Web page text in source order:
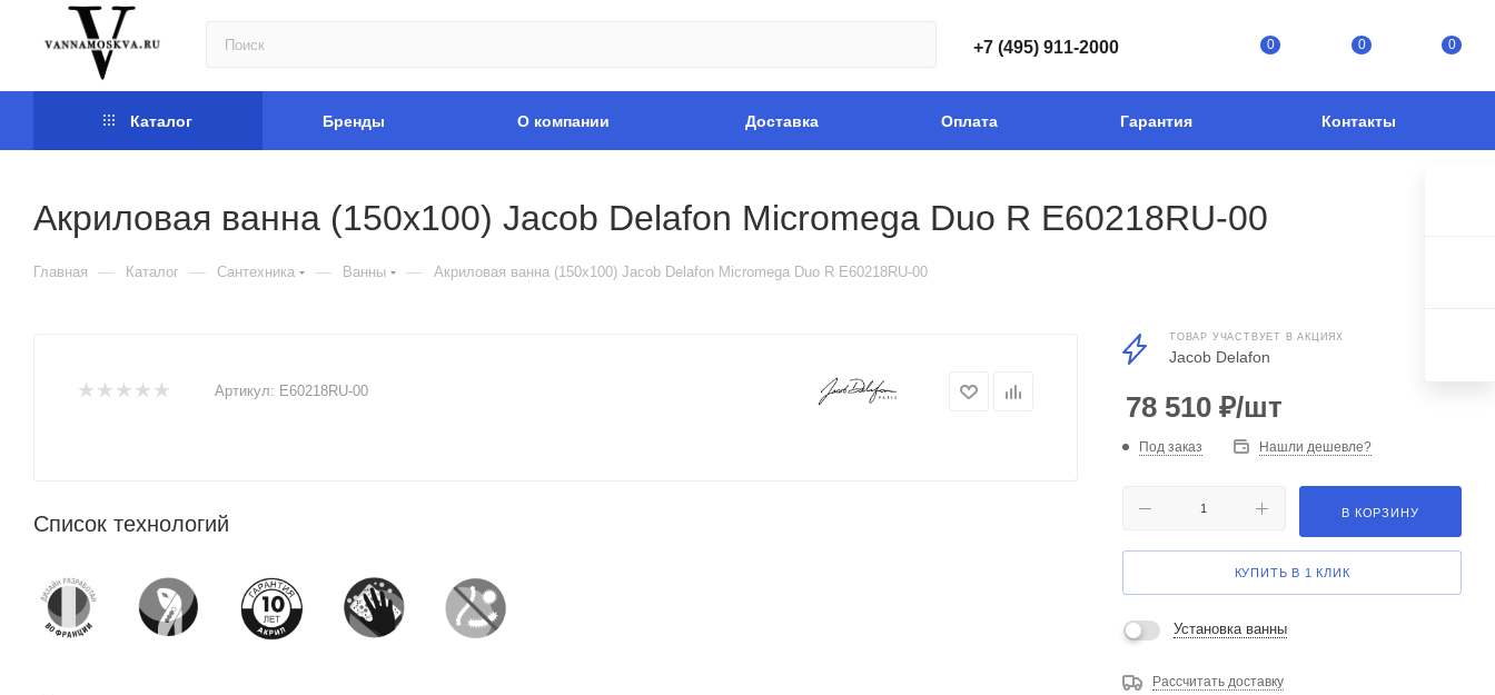
+7 (495) 911-2000 0 0 0
Каталог Бренды О компании Доставка Оплата Гарантия Контакты
Акриловая ванна (150x100) Jacob Delafon Micromega Duo R E60218RU-00
Главная — Каталог — Сантехника — Ванны — Акриловая ванна (150x100) Jacob Delafon Micromega Duo R E60218RU-00
Артикул: E60218RU-00
Список технологий
ТОВАР УЧАСТВУЕТ В АКЦИЯХ
Jacob Delafon
78 510 ₽/шт
Под заказ Нашли дешевле?
В КОРЗИНУ
КУПИТЬ В 1 КЛИК
Установка ванны
Рассчитать доставку